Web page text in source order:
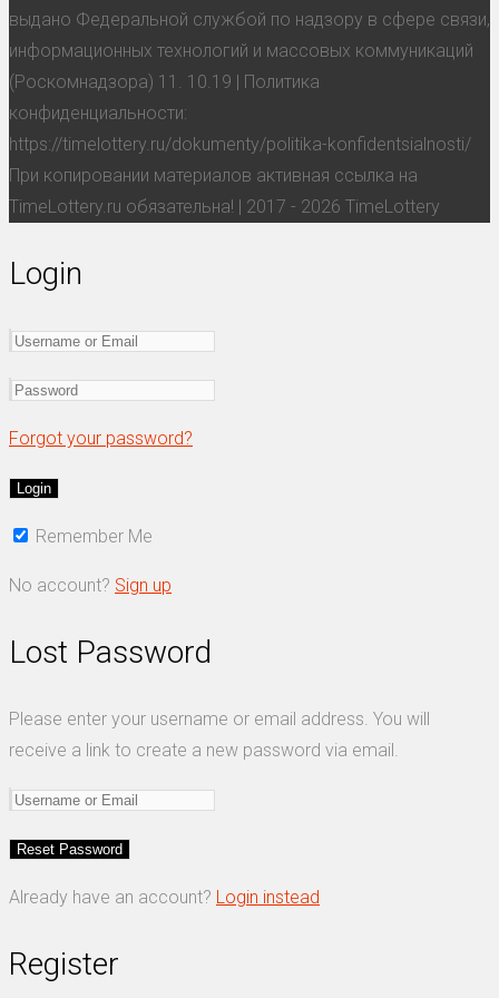
выдано Федеральной службой по надзору в сфере связи,
информационных технологий и массовых коммуникаций
(Роскомнадзора) 11. 10.19 | Политика
конфиденциальности:
https://timelottery.ru/dokumenty/politika-konfidentsialnosti/
При копировании материалов активная ссылка на
TimeLottery.ru обязательна! | 2017 - 2026 TimeLottery
Login
Forgot your password?
Remember Me
No account? Sign up
Lost Password
Please enter your username or email address. You will
receive a link to create a new password via email.
Already have an account? Login instead
Register